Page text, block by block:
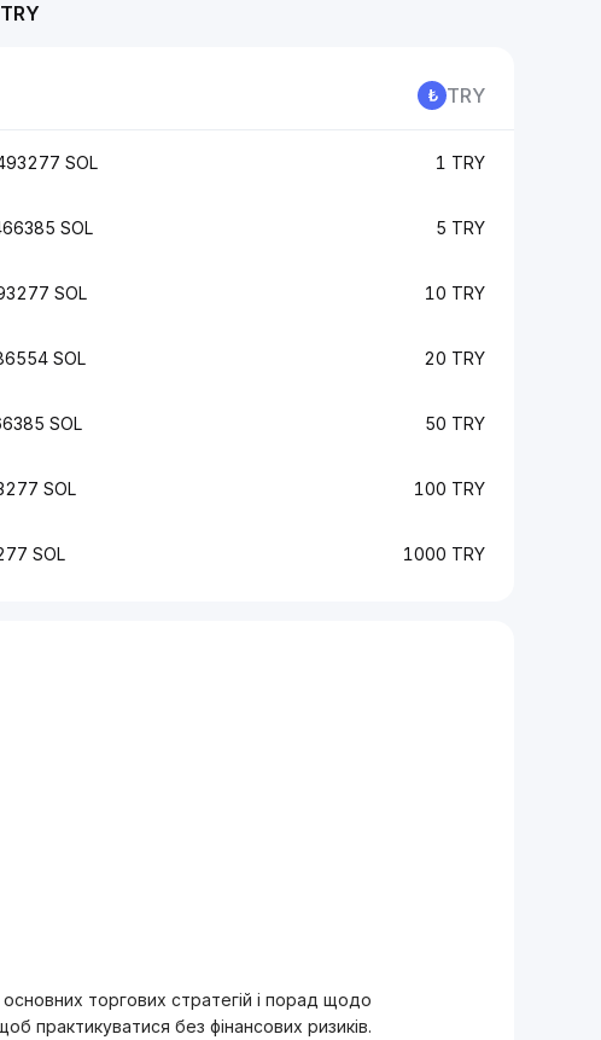
TRY
SOL 1 TRY
SOL 5 TRY
SOL 10 TRY
SOL 20 TRY
SOL 50 TRY
SOL 100 TRY
SOL 1000 TRY
торгових стратегій і порад щодо
практикуватися без фінансових ризиків.